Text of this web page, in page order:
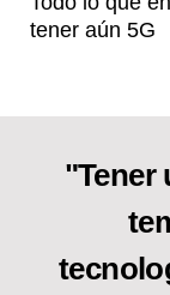
tener aún 5G
"Tener